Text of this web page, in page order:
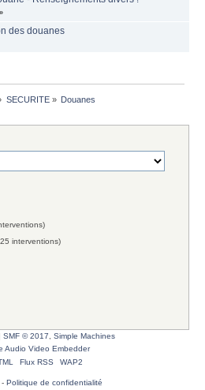
»
des douanes
SECURITE» Douanes
interventions)
SMF © 2017, Simple Machines
Audio Video Embedder
Flux RSS WAP2
Politique de confidentialité